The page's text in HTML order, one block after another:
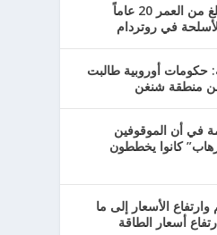
اختطاف امرأة تبلغ من العمر 20 عاماً
في روتردام
حكومات أوروبية طالبت
من منطقة شنغن
في أن الموقوفين
كانوا يخططون
الأسعار إلى ما